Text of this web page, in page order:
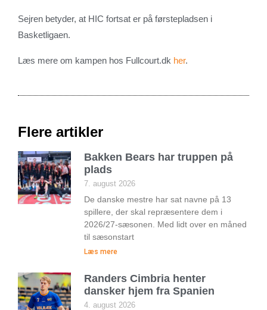
Sejren betyder, at HIC fortsat er på førstepladsen i
Basketligaen.
Læs mere om kampen hos Fullcourt.dk her.
Flere artikler
Bakken Bears har truppen på
plads
7. august 2026
De danske mestre har sat navne på 13
spillere, der skal repræsentere dem i
2026/27-sæsonen. Med lidt over en måned
til sæsonstart
Læs mere
Randers Cimbria henter
dansker hjem fra Spanien
4. august 2026